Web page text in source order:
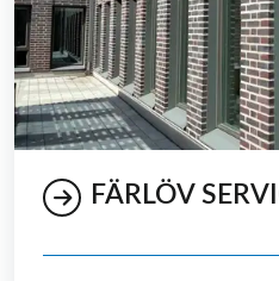
FÄRLÖV